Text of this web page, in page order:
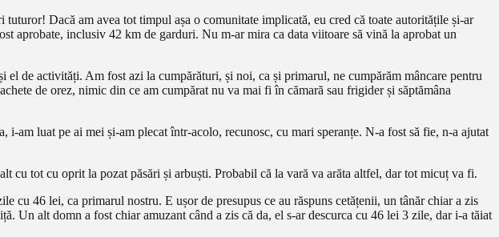
Dacă am avea tot timpul așa o comunitate implicată, eu cred că toate autoritățile și-ar
aprobate, inclusiv 42 km de garduri. Nu m-ar mira ca data viitoare să vină la aprobat un
de activități. Am fost azi la cumpărături, și noi, ca și primarul, ne cumpărăm mâncare pentru
de orez, nimic din ce am cumpărat nu va mai fi în cămară sau frigider și săptămâna
am luat pe ai mei și-am plecat într-acolo, recunosc, cu mari speranțe. N-a fost să fie, n-a ajutat
cu tot cu oprit la pozat păsări și arbuști. Probabil că la vară va arăta altfel, dar tot micuț va fi.
cu 46 lei, ca primarul nostru. E ușor de presupus ce au răspuns cetățenii, un tânăr chiar a zis
Un alt domn a fost chiar amuzant când a zis că da, el s-ar descurca cu 46 lei 3 zile, dar i-a tăiat